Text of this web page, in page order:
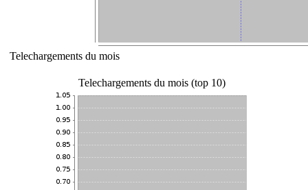
Telechargements du mois
Telechargements du mois (top 10)